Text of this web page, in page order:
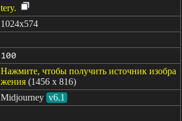
tery.
1024x574
100
Нажмите, чтобы получить источник изобра
жения (1456 x 816)
Midjourney v6.1